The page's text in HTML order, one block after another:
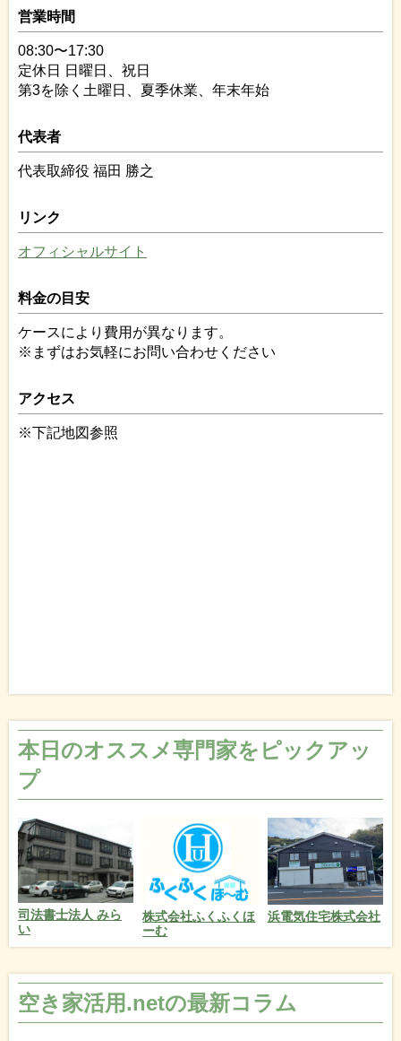
営業時間
08:30〜17:30
定休日 日曜日、祝日
第3を除く土曜日、夏季休業、年末年始
代表者
代表取締役 福田 勝之
リンク
オフィシャルサイト
料金の目安
ケースにより費用が異なります。
※まずはお気軽にお問い合わせください
アクセス
※下記地図参照
本日のオススメ専門家をピックアッ
プ
司法書士法人 みら
い
株式会社ふくふくほ
ーむ
浜電気住宅株式会社
空き家活用.netの最新コラム